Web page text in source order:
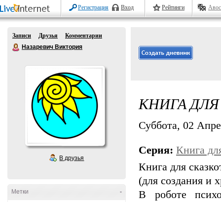
Регистрация Вход Рейтинги
Записи Друзья
Комментарии
Назаревич Виктория
В друзья
-
Метки
КНИГА
Суббота, 02
Серия: Книга
Книга для
(для создания и
В роботе